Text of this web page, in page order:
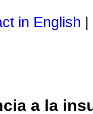
in English
a la